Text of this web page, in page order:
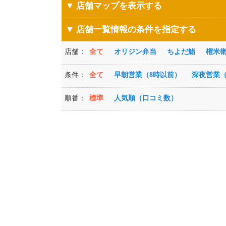
▼ 店舗マップを表示する
▼ 店舗一覧情報の条件を指定する
店舗： 全て オリジン弁当 ちよだ鮨 権米
条件： 全て 早朝営業（8時以前） 深夜営業
順番： 標準 人気順（口コミ数）